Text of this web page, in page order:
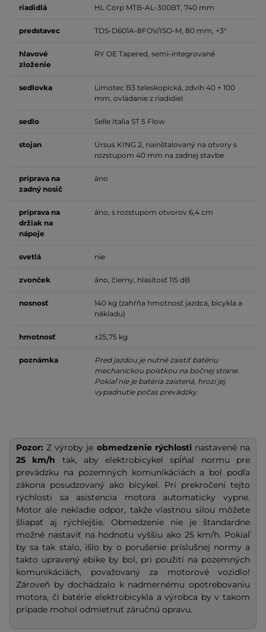
riadidlá HL Corp MTB-AL-300BT, 740 mm
predstavec TDS-D601A-8FOV/ISO-M, 80 mm, +3°
hlavové
zloženie
RY OE Tapered, semi-integrované
sedlovka
Limotec B3 teleskopická, zdvih 40 + 100
mm, ovládanie z riadidiel
sedlo Selle Italia ST 5 Flow
stojan
Ursus KING 2, nainštalovaný na otvory s
rozstupom 40 mm na zadnej stavbe
príprava na
zadný nosič
áno
príprava na
držiak na
nápoje
áno, s rozstupom otvorov 6,4 cm
svetlá nie
zvonček áno, čierny, hlasitosť 115 dB
nosnosť
140 kg (zahŕňa hmotnosť jazdca, bicykla a
nákladu)
hmotnosť ±25,75 kg
poznámka
Pred jazdou je nutné zaistiť batériu
mechanickou poistkou na bočnej strane.
Pokiaľ nie je batéria zaistená, hrozí jej
vypadnutie počas prevádzky.
Pozor: Z výroby je obmedzenie rýchlostinastavené na
25 km/h tak, aby elektrobicykel spĺňal normu pre
prevádzku na pozemných komunikáciách a bol podľa
zákona posudzovaný ako bicykel. Pri prekročení tejto
rýchlosti sa asistencia motora automaticky vypne.
Motor ale nekladie odpor, takže vlastnou silou môžete
šliapať aj rýchlejšie. Obmedzenie nie je štandardne
možné nastaviť na hodnotu vyššiu ako 25 km/h. Pokiaľ
by sa tak stalo, išlo by o porušenie príslušnej normy a
takto upravený ebike by bol, pri použití na pozemných
komunikáciách, považovaný za motorové vozidlo!
Zároveň by dochádzalo k nadmernému opotrebovaniu
motora, či batérie elektrobicykla a výrobca by v takom
prípade mohol odmietnuť záručnú opravu.